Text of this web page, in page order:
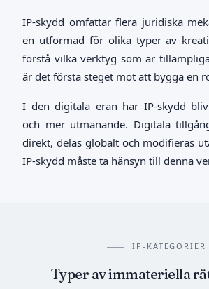
IP-skydd omfattar flera juridiska
en utformad för olika typer av
förstå vilka verktyg som är
är det första steget mot att bygga en
I den digitala eran har IP-skydd
och mer utmanande. Digitala
direkt, delas globalt och modifieras
IP-skydd måste ta hänsyn till denna
IP-KATEGORIER
Typer av immateriella